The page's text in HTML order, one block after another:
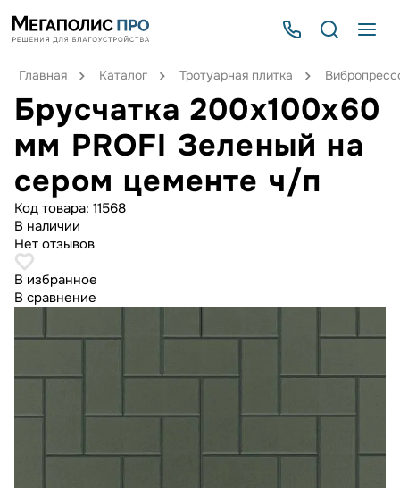
Главная Каталог Тротуарная плитка
Брусчатка 200х100х60
мм PROFI Зеленый на
сером цементе ч/п
Код товара: 11568
В наличии
Нет отзывов
В избранное
В сравнение